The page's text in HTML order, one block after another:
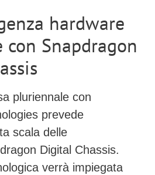
hardware
con Snapdragon
pluriennale con
prevede
scala delle
Digital Chassis.
verrà impiegata